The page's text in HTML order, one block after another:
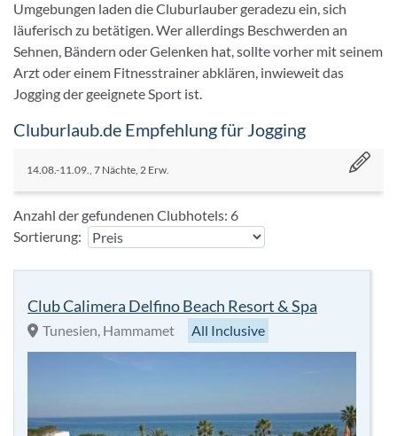
Umgebungen laden die Cluburlauber geradezu ein, sich
läuferisch zu betätigen. Wer allerdings Beschwerden an
Sehnen, Bändern oder Gelenken hat, sollte vorher mit seinem
Arzt oder einem Fitnesstrainer abklären, inwieweit das
Jogging der geeignete Sport ist.
Cluburlaub.de Empfehlung für Jogging
14.08.-11.09., 7 Nächte, 2 Erw.
Anzahl der gefundenen Clubhotels: 6
Sortierung:
Club Calimera Delfino Beach Resort & Spa
Tunesien, Hammamet All Inclusive